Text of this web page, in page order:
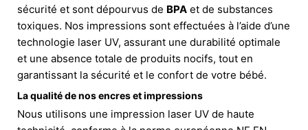
sécurité et sont dépourvus de BPA et de substances
toxiques. Nos impressions sont effectuées à l’aide d’une
technologie laser UV, assurant une durabilité optimale
et une absence totale de produits nocifs, tout en
garantissant la sécurité et le confort de votre bébé.
La qualité de nos encres et impressions
Nous utilisons une impression laser UV de haute